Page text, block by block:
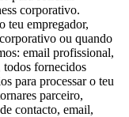
corporativo.
teu empregador,
ou quando
email profissional,
todos fornecidos
para processar o teu
parceiro,
contacto, email,